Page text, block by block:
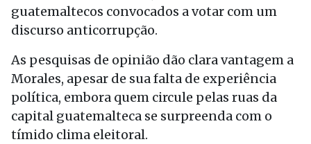
guatemaltecos convocados a votar com um
discurso anticorrupção.
As pesquisas de opinião dão clara vantagem a
Morales, apesar de sua falta de experiência
política, embora quem circule pelas ruas da
capital guatemalteca se surpreenda com o
tímido clima eleitoral.